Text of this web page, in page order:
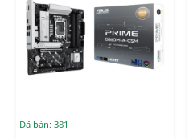
Đã bán: 381